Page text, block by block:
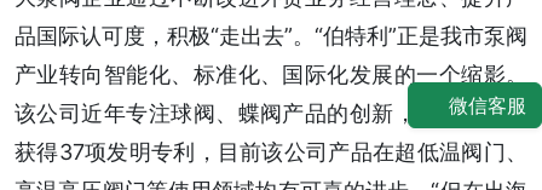
品国际认可度，积极“走出去”。“伯特利”正是我市泵阀
产业转向智能化、标准化、国际化发展的一个缩影。
该公司近年专注球阀、蝶阀产品的创新，截至去年已
获得37项发明专利，目前该公司产品在超低温阀门、
微信客服